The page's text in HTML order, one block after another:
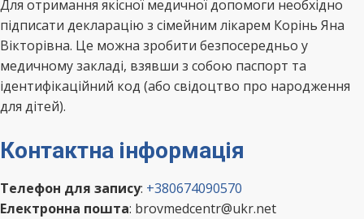
Для отримання якісної медичної допомоги необхідно
підписати декларацію з сімейним лікарем Корінь Яна
Вікторівна. Це можна зробити безпосередньо у
медичному закладі, взявши з собою паспорт та
ідентифікаційний код (або свідоцтво про народження
для дітей).
Контактна інформація
Телефон для запису: +380674090570
Електронна пошта: brovmedcentr@ukr.net